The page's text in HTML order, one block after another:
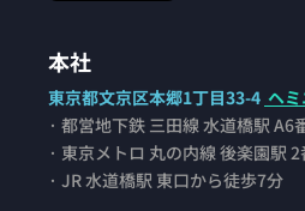
本社
東京都文京区本郷1丁目33-4 ヘミ
· 都営地下鉄 三田線 水道橋駅 A6
· 東京メトロ 丸の内線 後楽園駅
· JR 水道橋駅 東口から徒歩7分